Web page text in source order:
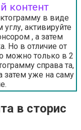
контент
в виде
активируйте
, а затем
Но в отличие от
можно только в 2
справа та,
уже на саму
в сторис